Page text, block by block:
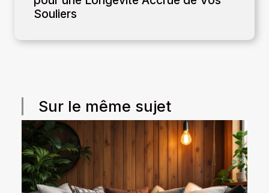
Souliers
Sur le même sujet